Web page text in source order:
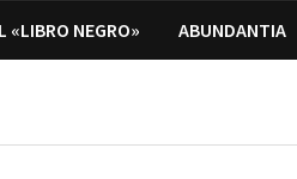
«LIBRO NEGRO» ABUNDANTIA